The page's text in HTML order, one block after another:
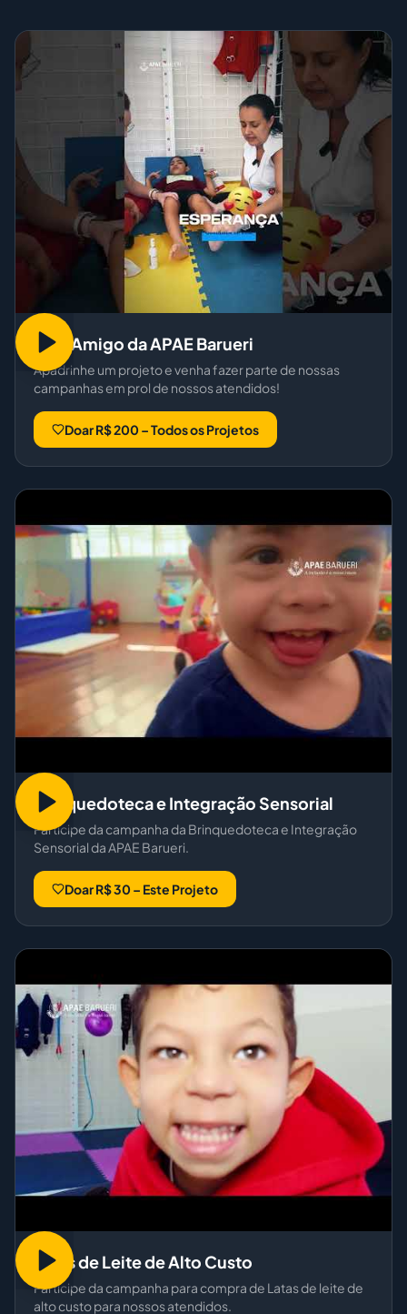
Seja Amigo da APAE Barueri
Apadrinhe um projeto e venha fazer parte de nossas
campanhas em prol de nossos atendidos!
Doar R$ 200 – Todos os Projetos
Brinquedoteca e Integração Sensorial
Participe da campanha da Brinquedoteca e Integração
Sensorial da APAE Barueri.
Doar R$ 30 – Este Projeto
Latas de Leite de Alto Custo
Participe da campanha para compra de Latas de leite de
alto custo para nossos atendidos.